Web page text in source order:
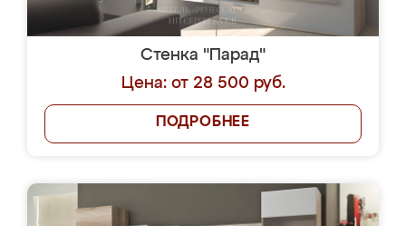
Стенка "Парад"
Цена: от 28 500 руб.
ПОДРОБНЕЕ